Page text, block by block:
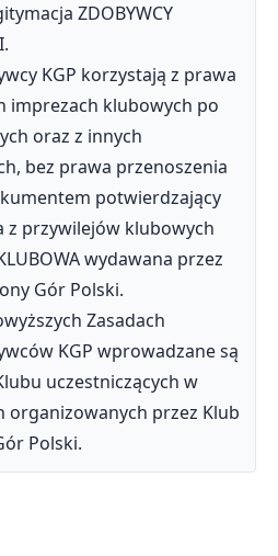
ZDOBYWCY
KGP korzystają z prawa
imprezach klubowych po
oraz z innych
bez prawa przenoszenia
potwierdzający
z przywilejów klubowych
wydawana przez
Gór Polski.
Zasadach
KGP wprowadzane są
uczestniczących w
organizowanych przez Klub
Polski.